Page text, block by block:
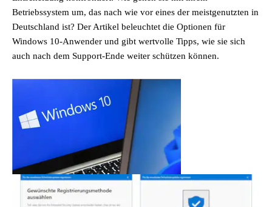
Betriebssystem um, das nach wie vor eines der meistgenutzten in
Deutschland ist? Der Artikel beleuchtet die Optionen für
Windows 10-Anwender und gibt wertvolle Tipps, wie sie sich
auch nach dem Support-Ende weiter schützen können.